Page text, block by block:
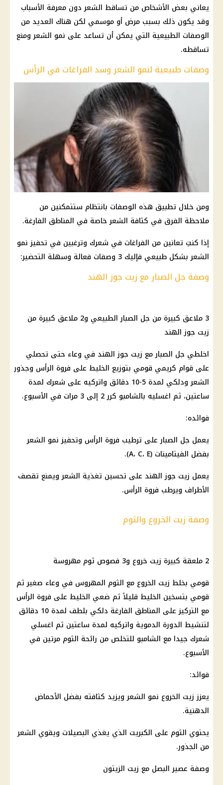
يعاني بعض الأشخاص من تساقط الشعر دون معرفة الأسباب
وقد يكون ذلك بسبب مرض أو موسمي لكن هناك العديد من
الوصفات الطبيعية التي يمكن أن تساعد على نمو الشعر ومنع
تساقطه.
وصفات طبيعية لنمو الشعر وسد الفراغات في الرأس
ومن خلال تطبيق هذه الوصفات بانتظام ستتمكنين من
ملاحظة الفرق في كثافة الشعر خاصة في المناطق الفارغة.
إذا كنتِ تعانين من الفراغات في شعرك وترغبين في تحفيز نمو
الشعر بشكل طبيعي فإليك 3 وصفات فعالة وسهلة التحضير:
وصفة جل الصبار مع زيت جوز الهند
3 ملاعق كبيرة من جل الصبار الطبيعي و2 ملاعق كبيرة من
زيت جوز الهند
اخلطي جل الصبار مع زيت جوز الهند في وعاء حتى تحصلي
على قوام كريمي قومي بتوزيع الخليط على فروة الرأس وجذور
الشعر ودلكي لمدة 5-10 دقائق واتركيه على شعرك لمدة
ساعتين، ثم اغسليه بالشامبو كرر 2 إلى 3 مرات في الأسبوع.
فوائده:
يعمل جل الصبار على ترطيب فروة الرأس وتحفيز نمو الشعر
بفضل الفيتامينات (A، C، E).
يعمل زيت جوز الهند على تحسين تغذية الشعر ويمنع تقصف
الأطراف ويرطب فروة الرأس.
وصفة زيت الخروع والثوم
2 ملعقة كبيرة زيت خروع و3 فصوص ثوم مهروسة
قومي بخلط زيت الخروع مع الثوم المهروس في وعاء صغير ثم
قومي بتسخين الخليط قليلاً ثم ضعي الخليط على فروة الرأس
مع التركيز على المناطق الفارغة دلكي بلطف لمدة 10 دقائق
لتنشيط الدورة الدموية واتركيه لمدة ساعتين ثم اغسلي
شعرك جيدا مع الشامبو للتخلص من رائحة الثوم مرتين في
الأسبوع.
فوائد:
يعزز زيت الخروع نمو الشعر ويزيد كثافته بفضل الأحماض
الدهنية.
يحتوي الثوم على الكبريت الذي يغذي البصيلات ويقوي الشعر
من الجذور.
وصفة عصير البصل مع زيت الزيتون